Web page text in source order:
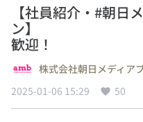
【社員紹介・#朝日
ン】 静岡
歓迎！
株式会社朝日メディア
2025-01-06 15:29
50